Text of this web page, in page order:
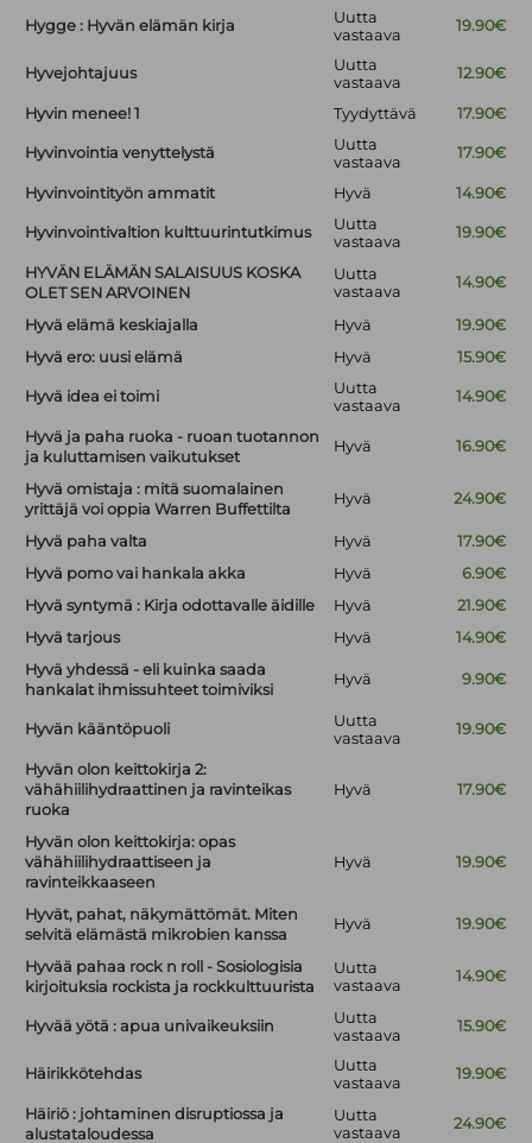
Hygge : Hyvän elämän kirja
Uutta
vastaava
19.90€
Hyvejohtajuus
Uutta
vastaava
12.90€
Hyvin menee! 1 Tyydyttävä 17.90€
Hyvinvointia venyttelystä
Uutta
vastaava
17.90€
Hyvinvointityön ammatit Hyvä 14.90€
Hyvinvointivaltion kulttuurintutkimus
Uutta
vastaava
19.90€
HYVÄN ELÄMÄN SALAISUUS KOSKA
OLET SEN ARVOINEN
Uutta
vastaava
14.90€
Hyvä elämä keskiajalla Hyvä
19.90€
Hyvä ero: uusi elämä
Hyvä 15.90€
Hyvä idea ei toimi
Uutta
vastaava
14.90€
Hyvä ja paha ruoka - ruoan tuotannon
ja kuluttamisen vaikutukset
Hyvä 16.90€
Hyvä omistaja : mitä suomalainen
yrittäjä voi oppia Warren Buffettilta
Hyvä 24.90€
Hyvä paha valta Hyvä
17.90€
Hyvä pomo vai hankala akka
Hyvä
6.90€
Hyvä syntymä : Kirja odottavalle äidille
Hyvä
21.90€
Hyvä tarjous
Hyvä
14.90€
Hyvä yhdessä - eli kuinka saada
hankalat ihmissuhteet toimiviksi
Hyvä 9.90€
Hyvän kääntöpuoli
Uutta
vastaava
19.90€
Hyvän olon keittokirja 2:
vähähiilihydraattinen ja ravinteikas
ruoka
Hyvä 17.90€
Hyvän olon keittokirja: opas
vähähiilihydraattiseen ja
ravinteikkaaseen
Hyvä 19.90€
Hyvät, pahat, näkymättömät. Miten
selvitä elämästä mikrobien kanssa
Hyvä 19.90€
Hyvää pahaa rock n roll - Sosiologisia
kirjoituksia rockista ja rockkulttuurista
Uutta
vastaava
14.90€
Hyvää yötä : apua univaikeuksiin
Uutta
vastaava
15.90€
Häirikkötehdas
Uutta
vastaava
19.90€
Häiriö : johtaminen disruptiossa ja
alustataloudessa
Uutta
vastaava
24.90€